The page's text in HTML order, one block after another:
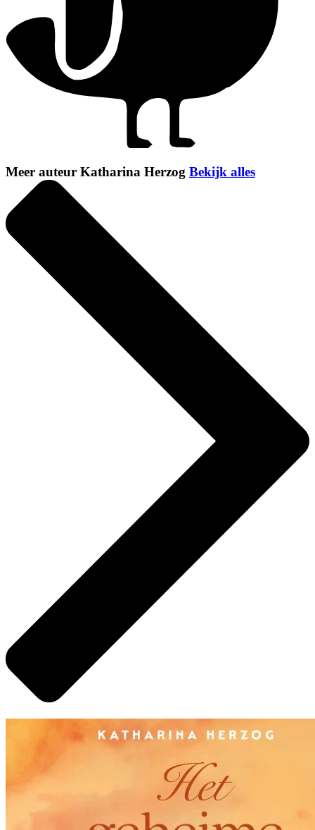
Meer auteur Katharina Herzog Bekijk alles